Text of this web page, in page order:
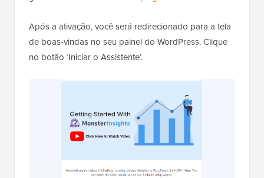
Após a ativação, você será redirecionado para a tela
de boas-vindas no seu painel do WordPress. Clique
no botão ‘Iniciar o Assistente’.